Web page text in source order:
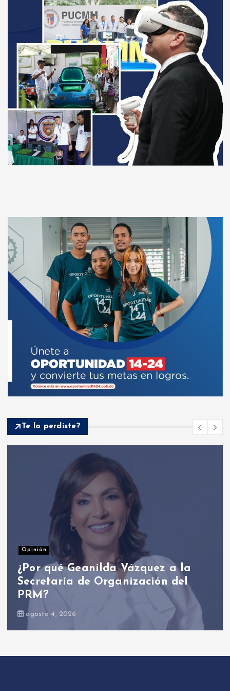
Te lo perdiste?
Presidente Abinader participa en
primer Foro Meta RD 2036 con
miras a impulsar el crecimiento
económico
agosto 6, 2026